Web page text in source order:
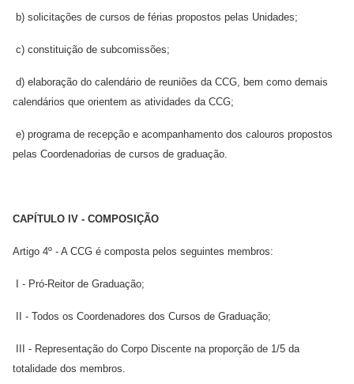
b) solicitações de cursos de férias propostos pelas Unidades;
c) constituição de subcomissões;
d) elaboração do calendário de reuniões da CCG, bem como demais
calendários que orientem as atividades da CCG;
e) programa de recepção e acompanhamento dos calouros propostos
pelas Coordenadorias de cursos de graduação.
CAPÍTULO IV - COMPOSIÇÃO
Artigo 4º - A CCG é composta pelos seguintes membros:
I - Pró-Reitor de Graduação;
II - Todos os Coordenadores dos Cursos de Graduação;
III - Representação do Corpo Discente na proporção de 1/5 da
totalidade dos membros.